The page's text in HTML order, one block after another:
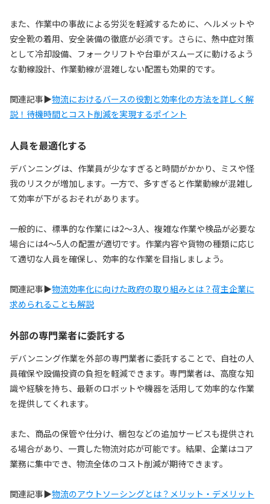
また、作業中の事故による労災を軽減するために、ヘルメットや
安全靴の着用、安全装備の徹底が必須です。さらに、熱中症対策
として冷却設備、フォークリフトや台車がスムーズに動けるよう
な動線設計、作業動線が混雑しない配置も効果的です。
関連記事▶物流におけるバースの役割と効率化の方法を詳しく解
説！待機時間とコスト削減を実現するポイント
人員を最適化する
デバンニングは、作業員が少なすぎると時間がかかり、ミスや怪
我のリスクが増加します。一方で、多すぎると作業動線が混雑し
て効率が下がるおそれがあります。
一般的に、標準的な作業には2〜3人、複雑な作業や検品が必要な
場合には4〜5人の配置が適切です。作業内容や貨物の種類に応じ
て適切な人員を確保し、効率的な作業を目指しましょう。
関連記事▶物流効率化に向けた政府の取り組みとは？荷主企業に
求められることも解説
外部の専門業者に委託する
デバンニング作業を外部の専門業者に委託することで、自社の人
員確保や設備投資の負担を軽減できます。専門業者は、高度な知
識や経験を持ち、最新のロボットや機器を活用して効率的な作業
を提供してくれます。
また、商品の保管や仕分け、梱包などの追加サービスも提供され
る場合があり、一貫した物流対応が可能です。結果、企業はコア
業務に集中でき、物流全体のコスト削減が期待できます。
関連記事▶物流のアウトソーシングとは？メリット・デメリット